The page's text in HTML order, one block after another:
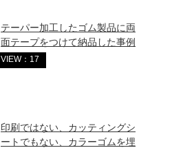
テーパー加工したゴム製品に両
面テープをつけて納品した事例
VIEW：17
印刷ではない、カッティングシ
ートでもない、カラーゴムを埋